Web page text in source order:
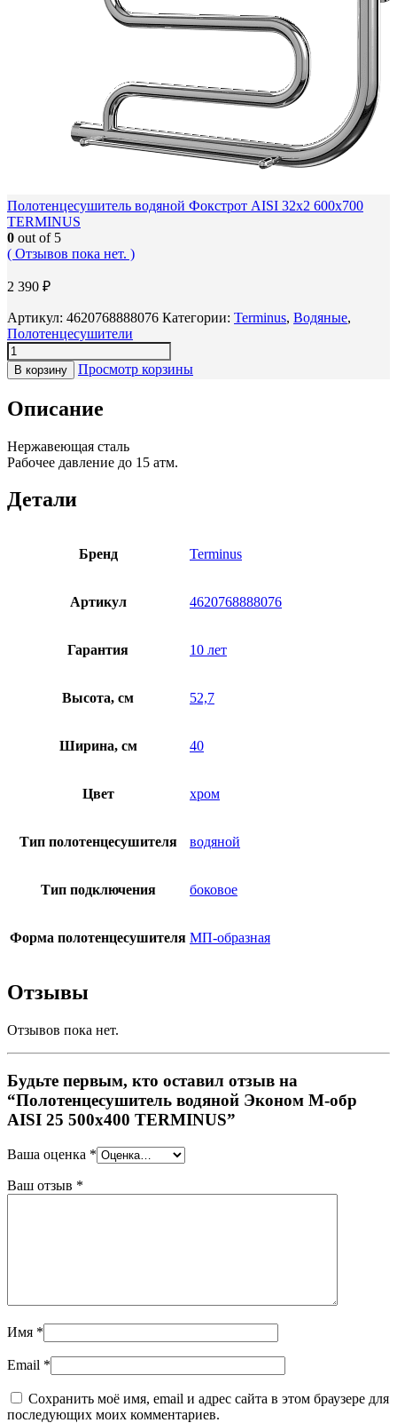
Полотенцесушитель водяной Фокстрот AISI 32х2 600х700
TERMINUS
0 out of 5
( Отзывов пока нет. )
2 390 ₽
Артикул: 4620768888076 Категории: Terminus, Водяные,
Полотенцесушители
В корзину Просмотр корзины
Описание
Нержавеющая сталь
Рабочее давление до 15 атм.
Детали
Бренд Terminus
Артикул 4620768888076
Гарантия 10 лет
Высота, см 52,7
Ширина, см 40
Цвет хром
Тип полотенцесушителя водяной
Тип подключения боковое
Форма полотенцесушителя МП-образная
Отзывы
Отзывов пока нет.
Будьте первым, кто оставил отзыв на
“Полотенцесушитель водяной Эконом М-обр
AISI 25 500х400 TERMINUS”
Ваша оценка *
Ваш отзыв *
Имя *
Email *
Сохранить моё имя, email и адрес сайта в этом браузере для
последующих моих комментариев.